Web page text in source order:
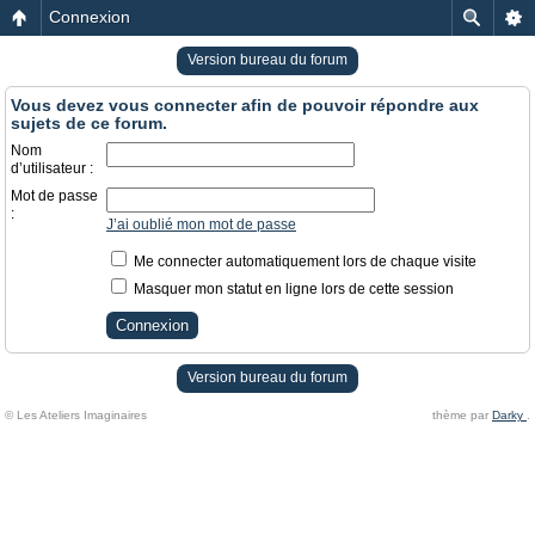
Connexion
Version bureau du forum
Vous devez vous connecter afin de pouvoir répondre aux
sujets de ce forum.
Nom
d’utilisateur :
Mot de passe
:
J’ai oublié mon mot de passe
Me connecter automatiquement lors de chaque visite
Masquer mon statut en ligne lors de cette session
Version bureau du forum
© Les Ateliers Imaginaires thème par Darky